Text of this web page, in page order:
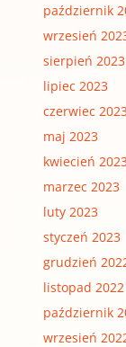
październik
wrzesień
sierpień 2023
lipiec 2023
czerwiec 2023
maj 2023
kwiecień 2023
marzec 2023
luty 2023
styczeń 2023
grudzień
listopad 2022
październik
wrzesień